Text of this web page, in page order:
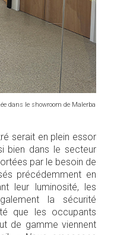
dans le showroom de Malerba
serait en plein essor
bien dans le secteur
par le besoin de
précédemment en
leur luminosité, les
la sécurité
que les occupants
de gamme viennent